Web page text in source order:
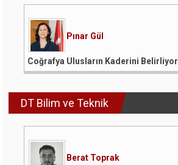
Pınar Gül
Coğrafya Ulusların Kaderini Belirliyor
DT Bilim ve Teknik
Berat Toprak